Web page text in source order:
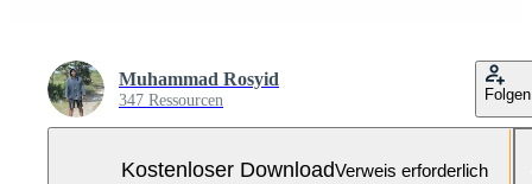
Muhammad Rosyid
347 Ressourcen Folgen
Kostenloser DownloadVerweis erforderlich